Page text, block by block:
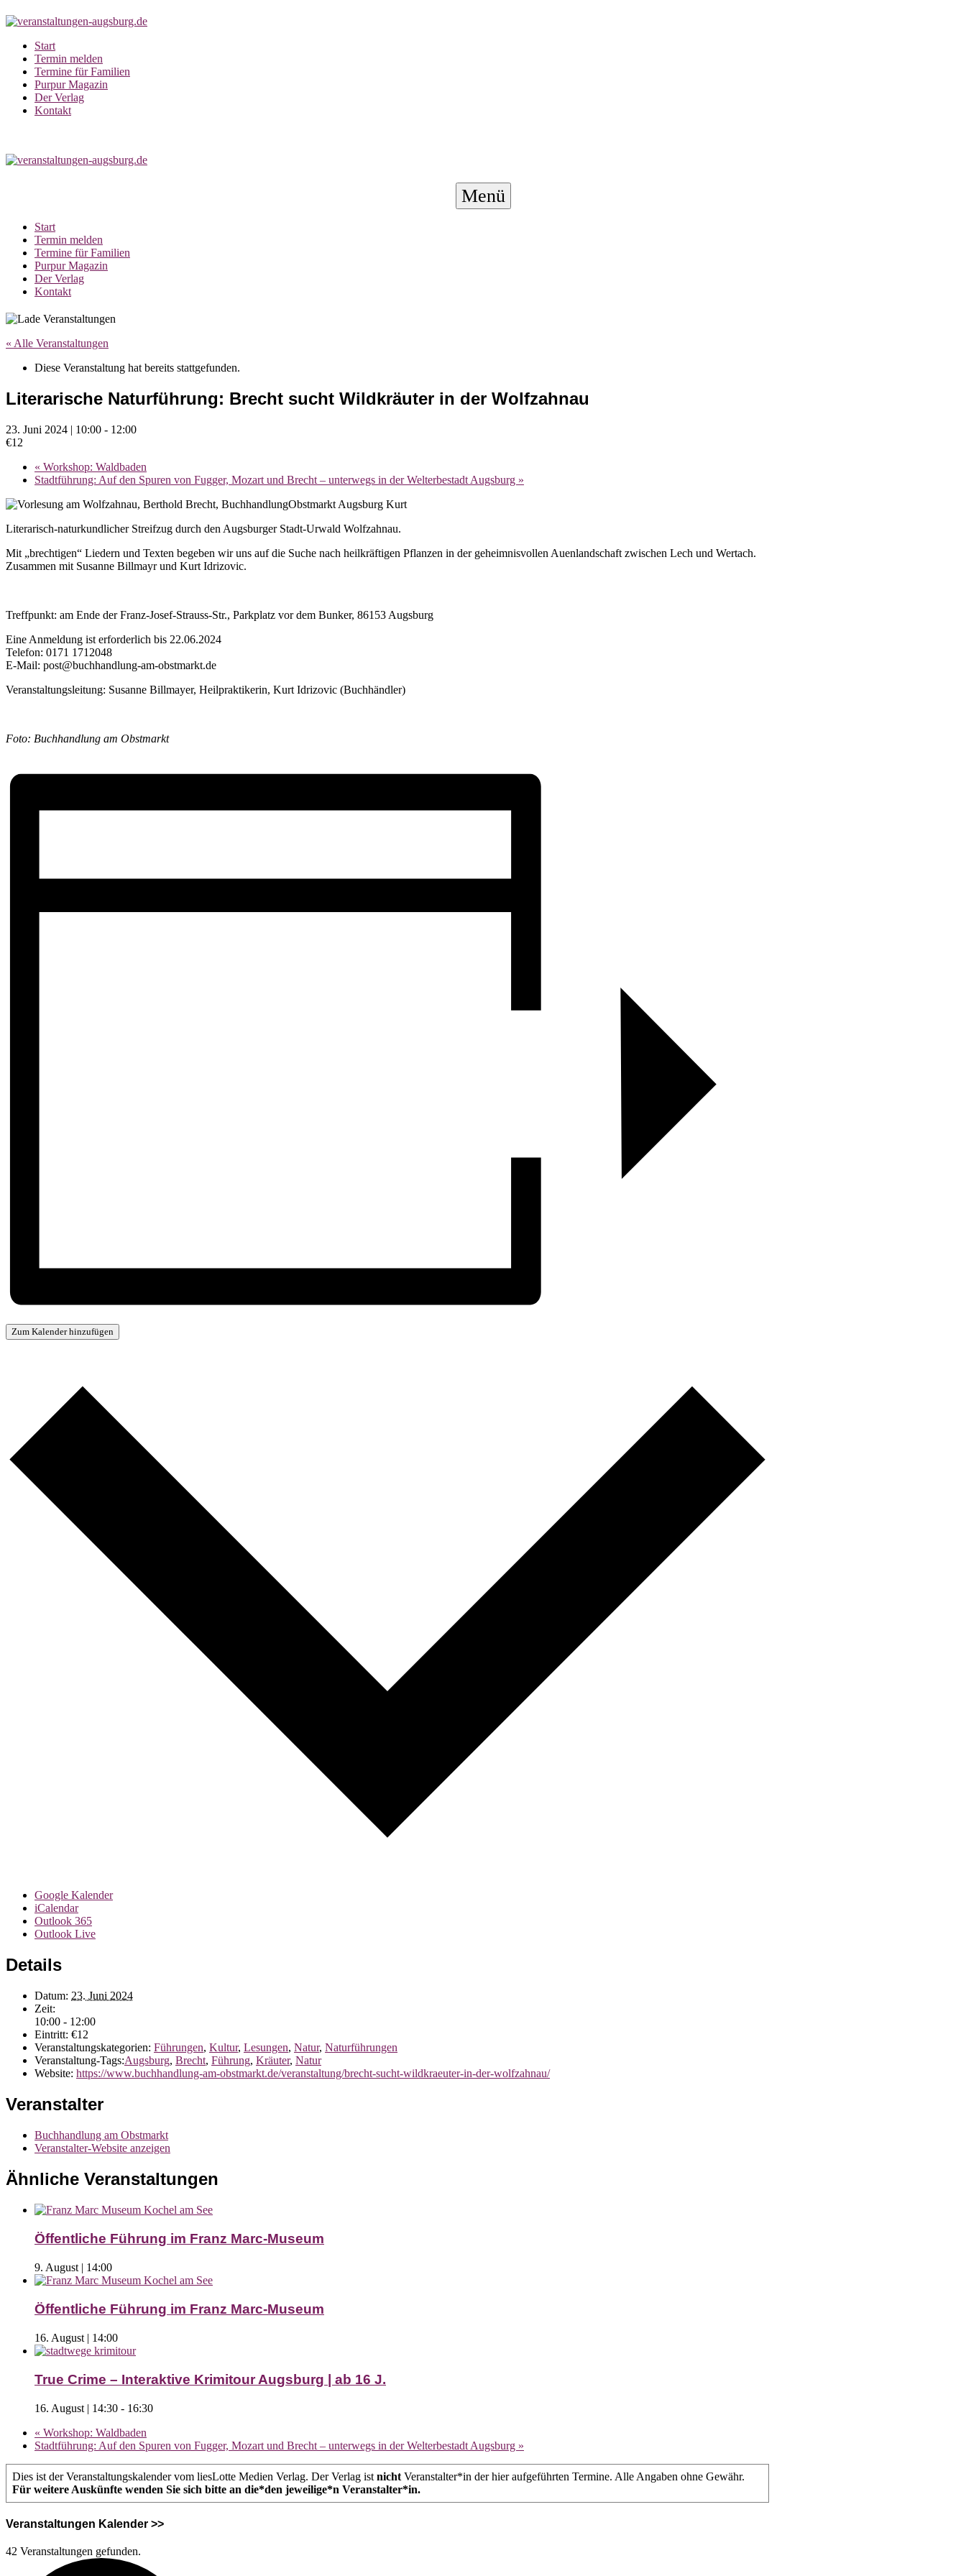
Inhalt
Start
Termin melden
Termine für Familien
Purpur Magazin
Der Verlag
Kontakt
Menü
Start
Termin melden
Termine für Familien
Purpur Magazin
Der Verlag
Kontakt
« Alle Veranstaltungen
Diese Veranstaltung hat bereits stattgefunden.
Literarische Naturführung: Brecht sucht Wildkräuter in der Wolfzahnau
23. Juni 2024 | 10:00 - 12:00
€12
« Workshop: Waldbaden
Stadtführung: Auf den Spuren von Fugger, Mozart und Brecht – unterwegs in der Welterbestadt Augsburg »
Literarisch-naturkundlicher Streifzug durch den Augsburger Stadt-Urwald Wolfzahnau.
Mit „brechtigen“ Liedern und Texten begeben wir uns auf die Suche nach heilkräftigen Pflanzen in der geheimnisvollen Auenlandschaft zwischen Lech und Wertach.
Zusammen mit Susanne Billmayr und Kurt Idrizovic.
Treffpunkt: am Ende der Franz-Josef-Strauss-Str., Parkplatz vor dem Bunker, 86153 Augsburg
Eine Anmeldung ist erforderlich bis 22.06.2024
Telefon: 0171 1712048
E-Mail: post@buchhandlung-am-obstmarkt.de
Veranstaltungsleitung: Susanne Billmayer, Heilpraktikerin, Kurt Idrizovic (Buchhändler)
Foto: Buchhandlung am Obstmarkt
Zum Kalender hinzufügen
Google Kalender
iCalendar
Outlook 365
Outlook Live
Details
Datum: 23. Juni 2024
Zeit:
10:00 - 12:00
Eintritt: €12
Veranstaltungskategorien: Führungen, Kultur, Lesungen, Natur, Naturführungen
Veranstaltung-Tags:Augsburg, Brecht, Führung, Kräuter, Natur
Website: https://www.buchhandlung-am-obstmarkt.de/veranstaltung/brecht-sucht-wildkraeuter-in-der-wolfzahnau/
Veranstalter
Buchhandlung am Obstmarkt
Veranstalter-Website anzeigen
Ähnliche Veranstaltungen
Öffentliche Führung im Franz Marc-Museum
9. August | 14:00
Öffentliche Führung im Franz Marc-Museum
16. August | 14:00
True Crime – Interaktive Krimitour Augsburg | ab 16 J.
16. August | 14:30 - 16:30
« Workshop: Waldbaden
Stadtführung: Auf den Spuren von Fugger, Mozart und Brecht – unterwegs in der Welterbestadt Augsburg »
Dies ist der Veranstaltungskalender vom liesLotte Medien Verlag. Der Verlag ist nicht Veranstalter*in der hier aufgeführten Termine. Alle Angaben ohne Gewähr.
Für weitere Auskünfte wenden Sie sich bitte an die*den jeweilige*n Veranstalter*in.
Veranstaltungen Kalender >>
42 Veranstaltungen gefunden.